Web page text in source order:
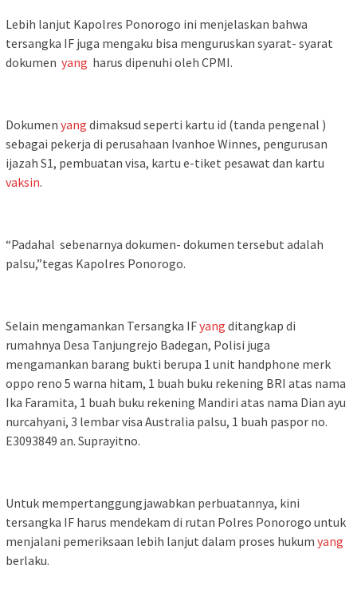
Lebih lanjut Kapolres Ponorogo ini menjelaskan bahwa
tersangka IF juga mengaku bisa menguruskan syarat- syarat
dokumen yang harus dipenuhi oleh CPMI.
Dokumen yang dimaksud seperti kartu id (tanda pengenal )
sebagai pekerja di perusahaan Ivanhoe Winnes, pengurusan
ijazah S1, pembuatan visa, kartu e-tiket pesawat dan kartu
vaksin.
“Padahal sebenarnya dokumen- dokumen tersebut adalah
palsu,”tegas Kapolres Ponorogo.
Selain mengamankan Tersangka IFyang ditangkap di
rumahnya Desa Tanjungrejo Badegan, Polisi juga
mengamankan barang bukti berupa 1 unit handphone merk
oppo reno 5 warna hitam, 1 buah buku rekening BRI atas nama
Ika Faramita, 1 buah buku rekening Mandiri atas nama Dian ayu
nurcahyani, 3 lembar visa Australia palsu, 1 buah paspor no.
E3093849 an. Suprayitno.
Untuk mempertanggungjawabkan perbuatannya, kini
tersangka IF harus mendekam di rutan Polres Ponorogo untuk
menjalani pemeriksaan lebih lanjut dalam proses hukum yang
berlaku.